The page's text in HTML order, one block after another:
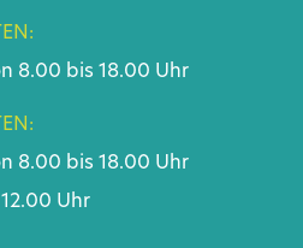
8.00 bis 18.00 Uhr
8.00 bis 18.00 Uhr
Uhr